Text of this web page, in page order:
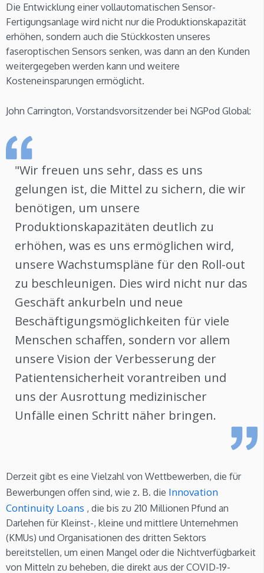
Die Entwicklung einer vollautomatischen Sensor-
Fertigungsanlage wird nicht nur die Produktionskapazität
erhöhen, sondern auch die Stückkosten unseres
faseroptischen Sensors senken, was dann an den Kunden
weitergegeben werden kann und weitere
Kosteneinsparungen ermöglicht.
John Carrington, Vorstandsvorsitzender bei NGPod Global:
"Wir freuen uns sehr, dass es uns
gelungen ist, die Mittel zu sichern, die wir
benötigen, um unsere
Produktionskapazitäten deutlich zu
erhöhen, was es uns ermöglichen wird,
unsere Wachstumspläne für den Roll-out
zu beschleunigen. Dies wird nicht nur das
Geschäft ankurbeln und neue
Beschäftigungsmöglichkeiten für viele
Menschen schaffen, sondern vor allem
unsere Vision der Verbesserung der
Patientensicherheit vorantreiben und
uns der Ausrottung medizinischer
Unfälle einen Schritt näher bringen.
Derzeit gibt es eine Vielzahl von Wettbewerben, die für
Bewerbungen offen sind, wie z. B. die Innovation
Continuity Loans , die bis zu 210 Millionen Pfund an
Darlehen für Kleinst-, kleine und mittlere Unternehmen
(KMUs) und Organisationen des dritten Sektors
bereitstellen, um einen Mangel oder die Nichtverfügbarkeit
von Mitteln zu beheben, die direkt aus der COVID-19-